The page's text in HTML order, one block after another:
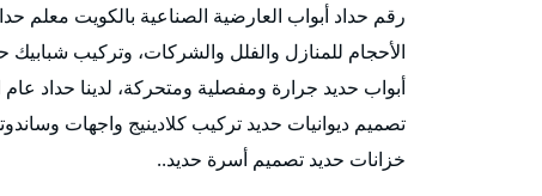
رقم حداد أبواب العارضية الصناعية بالكويت معلم
الأحجام للمنازل والفلل والشركات، وتركيب
أبواب حديد جرارة ومفصلية ومتحركة، لدينا حداد
تصميم ديوانيات حديد تركيب كلادينيج واجهات
خزانات حديد تصميم أسرة حديد..